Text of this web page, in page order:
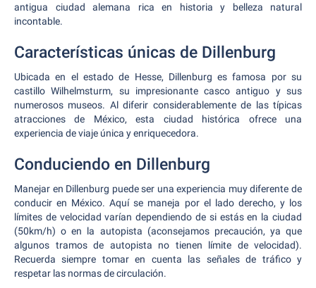
antigua ciudad alemana rica en historia y belleza natural
incontable.
Características únicas de Dillenburg
Ubicada en el estado de Hesse, Dillenburg es famosa por su
castillo Wilhelmsturm, su impresionante casco antiguo y sus
numerosos museos. Al diferir considerablemente de las típicas
atracciones de México, esta ciudad histórica ofrece una
experiencia de viaje única y enriquecedora.
Conduciendo en Dillenburg
Manejar en Dillenburg puede ser una experiencia muy diferente de
conducir en México. Aquí se maneja por el lado derecho, y los
límites de velocidad varían dependiendo de si estás en la ciudad
(50km/h) o en la autopista (aconsejamos precaución, ya que
algunos tramos de autopista no tienen límite de velocidad).
Recuerda siempre tomar en cuenta las señales de tráfico y
respetar las normas de circulación.